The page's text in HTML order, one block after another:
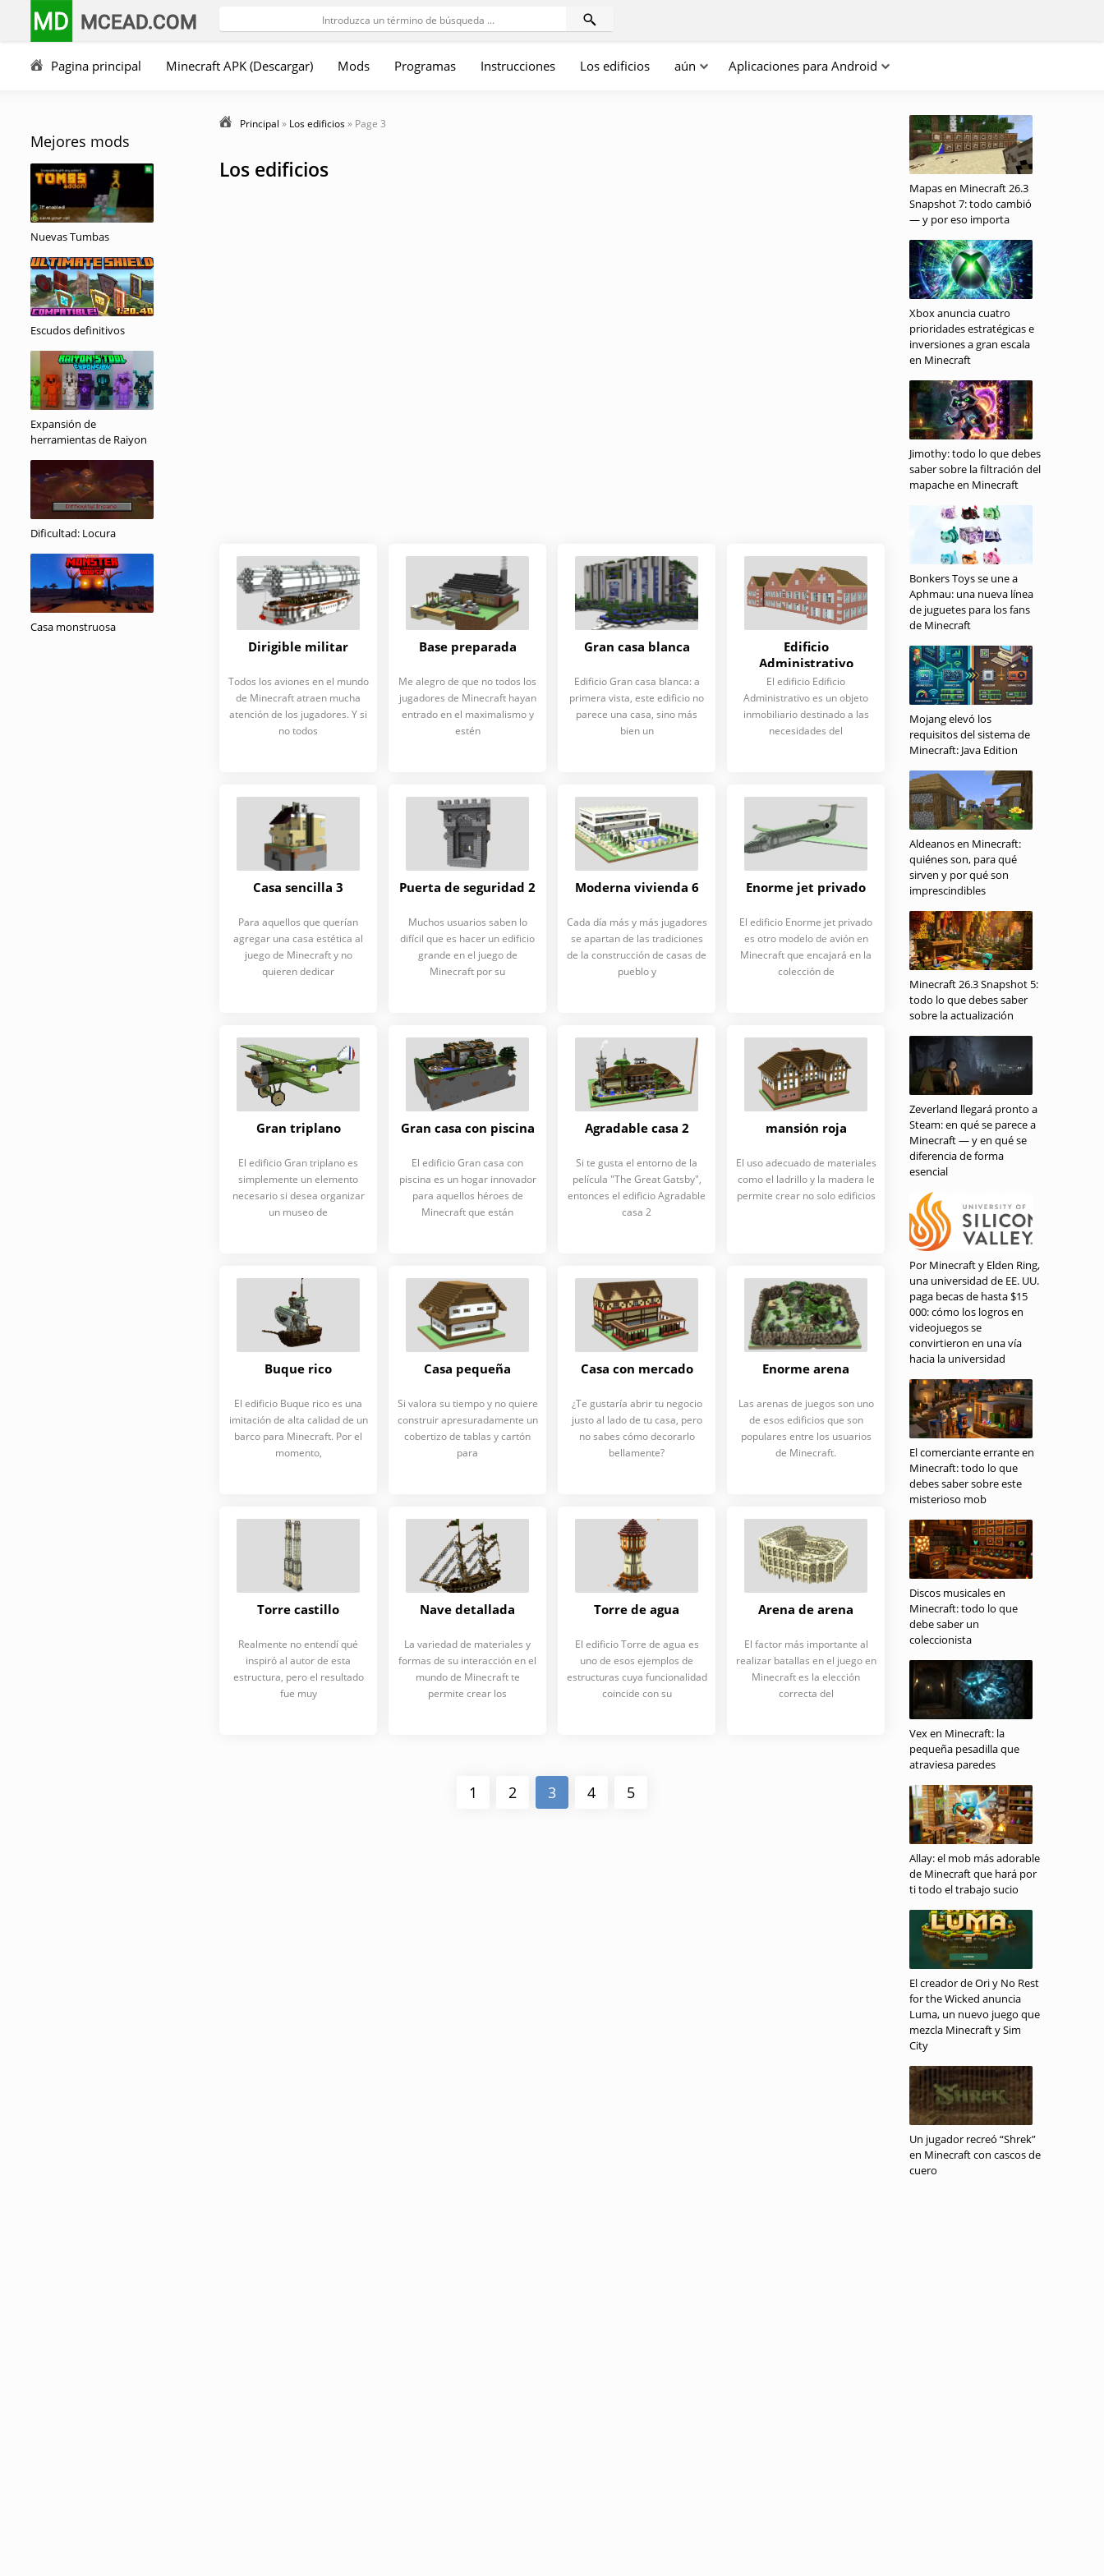
MD MCEAD.COM
Pagina principal Minecraft APK (Descargar) Mods Programas Instrucciones Los edificios aún Aplicaciones para Android
Mejores mods
Nuevas Tumbas
Escudos definitivos
Expansión de
herramientas de Raiyon
Dificultad: Locura
Casa monstruosa
Principal » Los edificios» Page 3
Los edificios
Dirigible militar
Todos los aviones en el mundo
de Minecraft atraen mucha
atención de los jugadores. Y si
no todos
Base preparada
Me alegro de que no todos los
jugadores de Minecraft hayan
entrado en el maximalismo y
estén
Gran casa blanca
Edificio Gran casa blanca: a
primera vista, este edificio no
parece una casa, sino más
bien un
Edificio
Administrativo
El edificio Edificio
Administrativo es un objeto
inmobiliario destinado a las
necesidades del
Casa sencilla 3
Para aquellos que querían
agregar una casa estética al
juego de Minecraft y no
quieren dedicar
Puerta de seguridad 2
Muchos usuarios saben lo
difícil que es hacer un edificio
grande en el juego de
Minecraft por su
Moderna vivienda 6
Cada día más y más jugadores
se apartan de las tradiciones
de la construcción de casas de
pueblo y
Enorme jet privado
El edificio Enorme jet privado
es otro modelo de avión en
Minecraft que encajará en la
colección de
Gran triplano
El edificio Gran triplano es
simplemente un elemento
necesario si desea organizar
un museo de
Gran casa con piscina
El edificio Gran casa con
piscina es un hogar innovador
para aquellos héroes de
Minecraft que están
Agradable casa 2
Si te gusta el entorno de la
película "The Great Gatsby",
entonces el edificio Agradable
casa 2
mansión roja
El uso adecuado de materiales
como el ladrillo y la madera le
permite crear no solo edificios
Buque rico
El edificio Buque rico es una
imitación de alta calidad de un
barco para Minecraft. Por el
momento,
Casa pequeña
Si valora su tiempo y no quiere
construir apresuradamente un
cobertizo de tablas y cartón
para
Casa con mercado
¿Te gustaría abrir tu negocio
justo al lado de tu casa, pero
no sabes cómo decorarlo
bellamente?
Enorme arena
Las arenas de juegos son uno
de esos edificios que son
populares entre los usuarios
de Minecraft.
Torre castillo
Realmente no entendí qué
inspiró al autor de esta
estructura, pero el resultado
fue muy
Nave detallada
La variedad de materiales y
formas de su interacción en el
mundo de Minecraft te
permite crear los
Torre de agua
El edificio Torre de agua es
uno de esos ejemplos de
estructuras cuya funcionalidad
coincide con su
Arena de arena
El factor más importante al
realizar batallas en el juego en
Minecraft es la elección
correcta del
1 2 3 4 5
Mapas en Minecraft 26.3
Snapshot 7: todo cambió
— y por eso importa
Xbox anuncia cuatro
prioridades estratégicas e
inversiones a gran escala
en Minecraft
Jimothy: todo lo que debes
saber sobre la filtración del
mapache en Minecraft
Bonkers Toys se une a
Aphmau: una nueva línea
de juguetes para los fans
de Minecraft
Mojang elevó los
requisitos del sistema de
Minecraft: Java Edition
Aldeanos en Minecraft:
quiénes son, para qué
sirven y por qué son
imprescindibles
Minecraft 26.3 Snapshot 5:
todo lo que debes saber
sobre la actualización
Zeverland llegará pronto a
Steam: en qué se parece a
Minecraft — y en qué se
diferencia de forma
esencial
Por Minecraft y Elden Ring,
una universidad de EE. UU.
paga becas de hasta $15
000: cómo los logros en
videojuegos se
convirtieron en una vía
hacia la universidad
El comerciante errante en
Minecraft: todo lo que
debes saber sobre este
misterioso mob
Discos musicales en
Minecraft: todo lo que
debe saber un
coleccionista
Vex en Minecraft: la
pequeña pesadilla que
atraviesa paredes
Allay: el mob más adorable
de Minecraft que hará por
ti todo el trabajo sucio
El creador de Ori y No Rest
for the Wicked anuncia
Luma, un nuevo juego que
mezcla Minecraft y Sim
City
Un jugador recreó “Shrek”
en Minecraft con cascos de
cuero